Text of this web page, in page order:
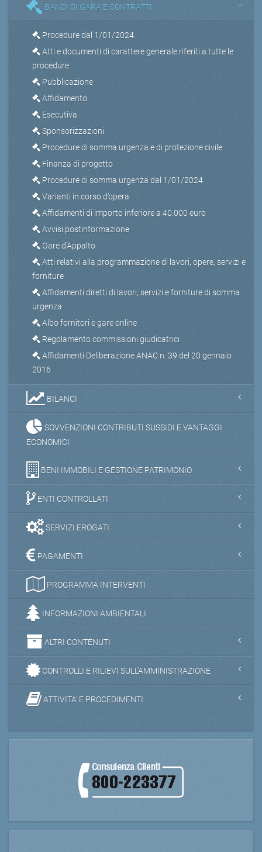
BANDI DI GARA E CONTRATTI
Procedure dal 1/01/2024
Atti e documenti di carattere generale riferiti a tutte le
procedure
Pubblicazione
Affidamento
Esecutiva
Sponsorizzazioni
Procedure di somma urgenza e di protezione civile
Finanza di progetto
Procedure di somma urgenza dal 1/01/2024
Varianti in corso d’opera
Affidamenti di importo inferiore a 40.000 euro
Avvisi postinformazione
Gare d'Appalto
Atti relativi alla programmazione di lavori, opere, servizi e
forniture
Affidamenti diretti di lavori, servizi e forniture di somma
urgenza
Albo fornitori e gare online
Regolamento commissioni giudicatrici
Affidamenti Deliberazione ANAC n. 39 del 20 gennaio
2016
BILANCI
SOVVENZIONI CONTRIBUTI SUSSIDI E VANTAGGI
ECONOMICI
BENI IMMOBILI E GESTIONE PATRIMONIO
ENTI CONTROLLATI
SERVIZI EROGATI
PAGAMENTI
PROGRAMMA INTERVENTI
INFORMAZIONI AMBIENTALI
ALTRI CONTENUTI
CONTROLLI E RILIEVI SULL'AMMINISTRAZIONE
ATTIVITA' E PROCEDIMENTI